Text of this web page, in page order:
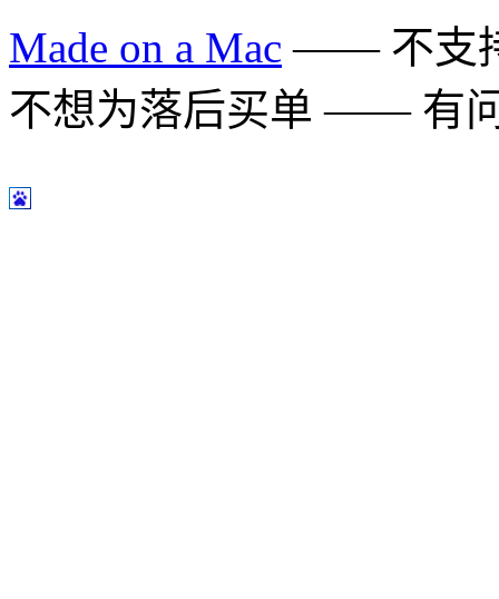
Made on a Mac —— 不支
不想为落后买单 —— 有